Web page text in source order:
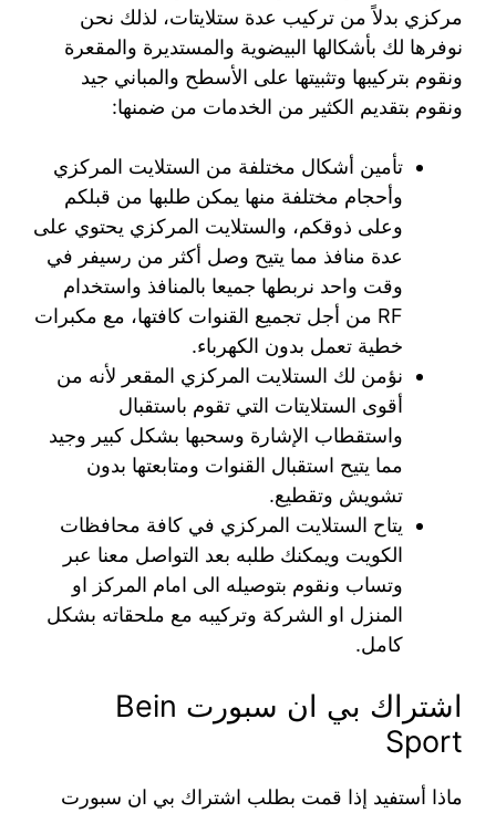
مركزي بدلاً من تركيب عدة ستلايتات، لذلك نحن
نوفرها لك بأشكالها البيضوية والمستديرة والمقعرة
ونقوم بتركيبها وتثبيتها على الأسطح والمباني جيد
ونقوم بتقديم الكثير من الخدمات من ضمنها:
تأمين أشكال مختلفة من الستلايت المركزي
وأحجام مختلفة منها يمكن طلبها من قبلكم
وعلى ذوقكم، والستلايت المركزي يحتوي على
عدة منافذ مما يتيح وصل أكثر من رسيفر في
وقت واحد نربطها جميعا بالمنافذ واستخدام
RF من أجل تجميع القنوات كافتها، مع مكبرات
خطية تعمل بدون الكهرباء.
نؤمن لك الستلايت المركزي المقعر لأنه من
أقوى الستلايتات التي تقوم باستقبال
واستقطاب الإشارة وسحبها بشكل كبير وجيد
مما يتيح استقبال القنوات ومتابعتها بدون
تشويش وتقطيع.
يتاح الستلايت المركزي في كافة محافظات
الكويت ويمكنك طلبه بعد التواصل معنا عبر
وتساب ونقوم بتوصيله الى امام المركز او
المنزل او الشركة وتركيبه مع ملحقاته بشكل
كامل.
اشتراك بي ان سبورت Bein
Sport
ماذا أستفيد إذا قمت بطلب اشتراك بي ان سبورت